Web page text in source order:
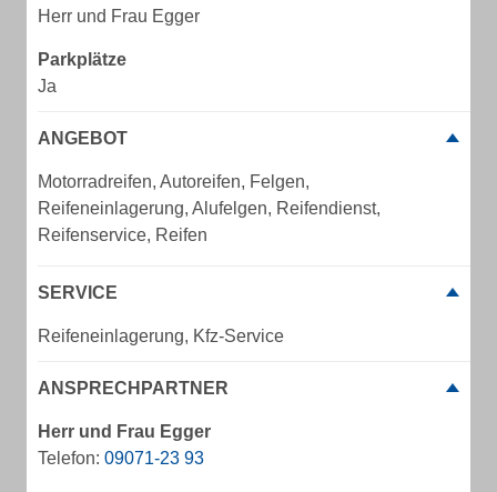
Herr und Frau Egger
Parkplätze
Ja
ANGEBOT
Motorradreifen, Autoreifen, Felgen,
Reifeneinlagerung, Alufelgen, Reifendienst,
Reifenservice, Reifen
SERVICE
Reifeneinlagerung, Kfz-Service
ANSPRECHPARTNER
Herr und Frau Egger
Telefon: 0​9​0​7​1​-​2​3​ ​9​3​